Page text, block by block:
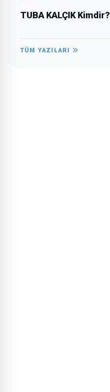
TUBA KALÇIK Kimdir?
TÜM YAZILARI